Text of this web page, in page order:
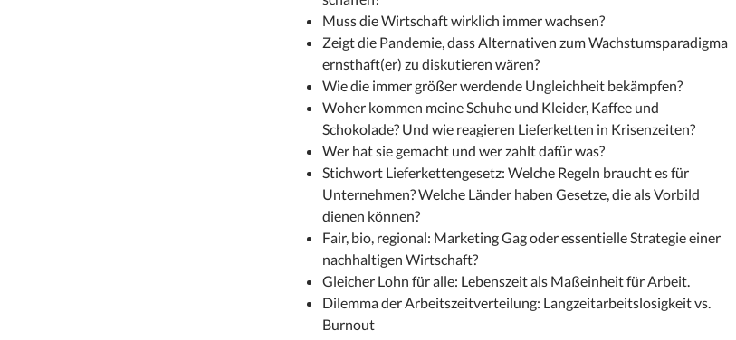
Muss die Wirtschaft wirklich immer wachsen?
Zeigt die Pandemie, dass Alternativen zum Wachstumsparadigma
ernsthaft(er) zu diskutieren wären?
Wie die immer größer werdende Ungleichheit bekämpfen?
Woher kommen meine Schuhe und Kleider, Kaffee und
Schokolade? Und wie reagieren Lieferketten in Krisenzeiten?
Wer hat sie gemacht und wer zahlt dafür was?
Stichwort Lieferkettengesetz: Welche Regeln braucht es für
Unternehmen? Welche Länder haben Gesetze, die als Vorbild
dienen können?
Fair, bio, regional: Marketing Gag oder essentielle Strategie einer
nachhaltigen Wirtschaft?
Gleicher Lohn für alle: Lebenszeit als Maßeinheit für Arbeit.
Dilemma der Arbeitszeitverteilung: Langzeitarbeitslosigkeit vs.
Burnout